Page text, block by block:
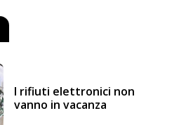
I rifiuti elettronici non
vanno in vacanza